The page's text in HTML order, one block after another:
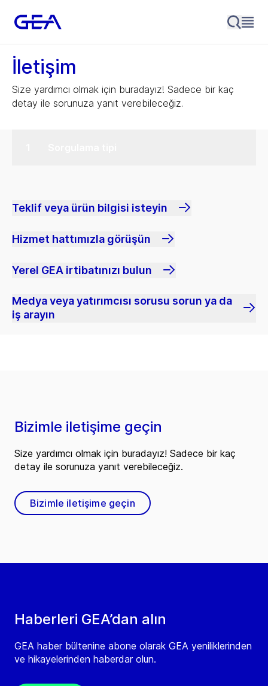
İletişim
Size yardımcı olmak için buradayız! Sadece bir kaç
detay ile sorunuza yanıt verebileceğiz.
Teklif veya ürün bilgisi isteyin
Hizmet hattımızla görüşün
Yerel GEA irtibatınızı bulun
Medya veya yatırımcısı sorusu sorun ya da
iş arayın
Haberleri GEA’dan alın
GEA haber bültenine abone olarak GEA yeniliklerinden
ve hikayelerinden haberdar olun.
Bizimle iletişime geçin
Size yardımcı olmak için buradayız! Sadece bir kaç
detay ile sorunuza yanıt verebileceğiz.
Bizimle iletişime geçin